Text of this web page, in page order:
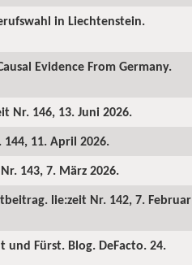
in Liechtenstein.
Evidence From Germany.
Nr. 146, 13. Juni 2026.
11. April 2026.
143, 7. März 2026.
lie:zeit Nr. 142, 7. Februar
und Fürst. Blog. DeFacto. 24.